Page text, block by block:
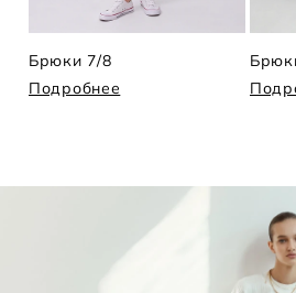
Брюки 7/8
Подробнее